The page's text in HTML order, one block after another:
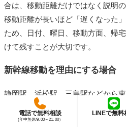
合は、移動距離だけではなく説明
移動距離が長いほど「遅くなった
ため、日付、曜日、移動方面、帰
けて残すことが大切です。
新幹線移動を理由にする場合
静岡駅、浜松駅、三島駅などから
出張、研修、取引先訪問、会食後
やすい行動です。夫が「東京方面
電話で無料相談
(年中無休/9: 00～21: 00）
LINEで無料